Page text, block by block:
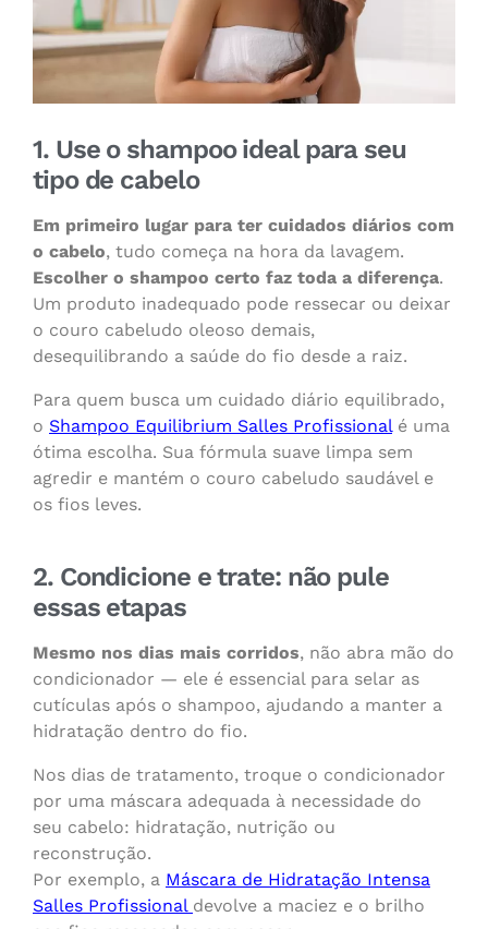
1. Use o shampoo ideal para seu
tipo de cabelo
Em primeiro lugar para ter cuidados diários com
o cabelo, tudo começa na hora da lavagem.
Escolher o shampoo certo faz toda a diferença.
Um produto inadequado pode ressecar ou deixar
o couro cabeludo oleoso demais,
desequilibrando a saúde do fio desde a raiz.
Para quem busca um cuidado diário equilibrado,
o Shampoo Equilibrium Salles Profissionalé uma
ótima escolha. Sua fórmula suave limpa sem
agredir e mantém o couro cabeludo saudável e
os fios leves.
2. Condicione e trate: não pule
essas etapas
Mesmo nos dias mais corridos, não abra mão do
condicionador — ele é essencial para selar as
cutículas após o shampoo, ajudando a manter a
hidratação dentro do fio.
Nos dias de tratamento, troque o condicionador
por uma máscara adequada à necessidade do
seu cabelo: hidratação, nutrição ou
reconstrução.
Por exemplo, a Máscara de Hidratação Intensa
Salles Profissional devolve a maciez e o brilho